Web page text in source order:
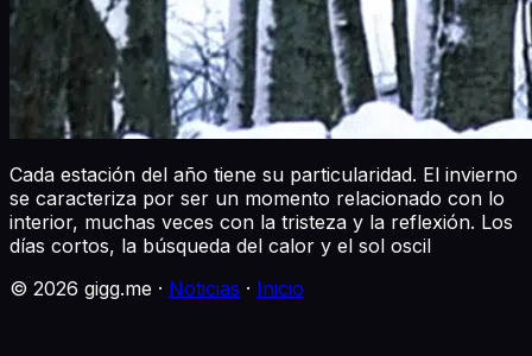
Cada estación del año tiene su particularidad. El invierno
se caracteriza por ser un momento relacionado con lo
interior, muchas veces con la tristeza y la reflexión. Los
días cortos, la búsqueda del calor y el sol oscil
© 2026 gigg.me · Noticias · Inicio